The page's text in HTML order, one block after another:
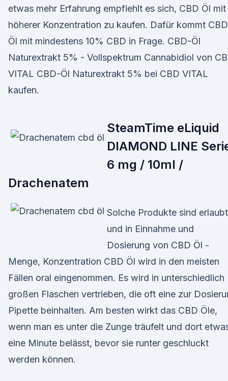
etwas mehr Erfahrung empfiehlt es sich, CBD Öl mit
höherer Konzentration zu kaufen. Dafür kommt CBD
Öl mit mindestens 10% CBD in Frage. CBD-Öl
Naturextrakt 5% - Vollspektrum Cannabidiol von
VITAL CBD-Öl Naturextrakt 5% bei CBD VITAL
kaufen.
SteamTime eLiquid
DIAMOND LINE
6 mg / 10ml /
Drachenatem
Solche Produkte sind erlaubt
und in Einnahme und
Dosierung von CBD Öl -
Menge, Konzentration CBD Öl wird in den meisten
Fällen oral eingenommen. Es wird in unterschiedlich
großen Flaschen vertrieben, die oft eine zur
Pipette beinhalten. Am besten wirkt das CBD Öle,
wenn man es unter die Zunge träufelt und dort
eine Minute belässt, bevor sie runter geschluckt
werden können.